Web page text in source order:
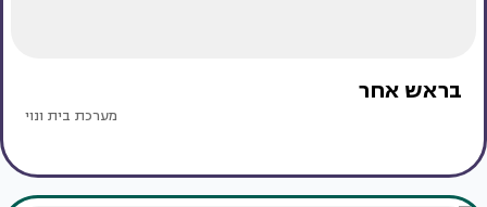
בראש אחר
מערכת בית ונוי